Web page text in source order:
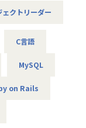
タ基盤の構
組みの整備が
理といった施
ています。
ロジェクトを
ェクトリーダー
C言語
MySQL
on Rails